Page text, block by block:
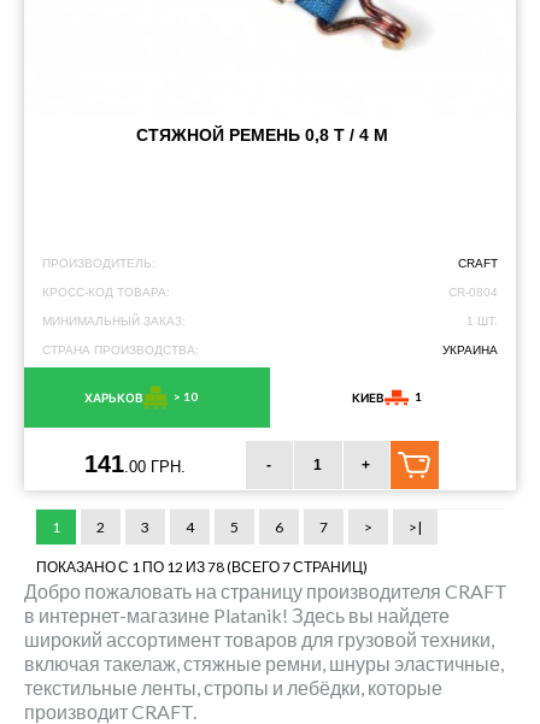
СТЯЖНОЙ РЕМЕНЬ 0,8 Т / 4 М
ПРОИЗВОДИТЕЛЬ: CRAFT
КРОСС-КОД ТОВАРА: CR-0804
МИНИМАЛЬНЫЙ ЗАКАЗ: 1 ШТ.
СТРАНА ПРОИЗВОДСТВА: УКРАИНА
ХАРЬКОВ > 10 КИЕВ 1
141.00 ГРН. - +
1 2 3 4 5 6 7 > >|
ПОКАЗАНО С 1 ПО 12 ИЗ 78 (ВСЕГО 7 СТРАНИЦ)
Добро пожаловать на страницу производителя CRAFT
в интернет-магазине Platanik! Здесь вы найдете
широкий ассортимент товаров для грузовой техники,
включая такелаж, стяжные ремни, шнуры эластичные,
текстильные ленты, стропы и лебёдки, которые
производит CRAFT.